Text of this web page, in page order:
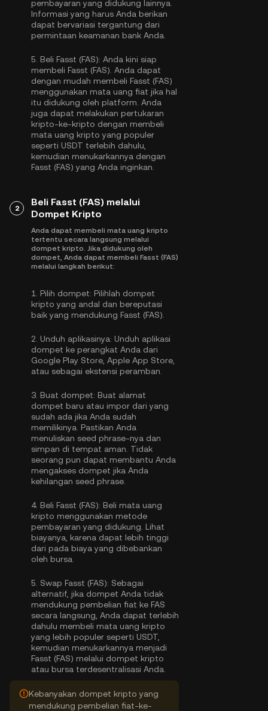
pembayaran yang didukung lainnya.
Informasi yang harus Anda berikan
dapat bervariasi tergantung dari
permintaan keamanan bank Anda.
5. Beli Fasst (FAS): Anda kini siap
membeli Fasst (FAS). Anda dapat
dengan mudah membeli Fasst (FAS)
menggunakan mata uang fiat jika hal
itu didukung oleh platform. Anda
juga dapat melakukan pertukaran
kripto-ke-kripto dengan membeli
mata uang kripto yang populer
seperti USDT terlebih dahulu,
kemudian menukarkannya dengan
Fasst (FAS) yang Anda inginkan.
2
Beli Fasst (FAS) melalui
Dompet Kripto
Anda dapat membeli mata uang kripto
tertentu secara langsung melalui
dompet kripto. Jika didukung oleh
dompet, Anda dapat membeli Fasst (FAS)
melalui langkah berikut:
1. Pilih dompet: Pilihlah dompet
kripto yang andal dan bereputasi
baik yang mendukung Fasst (FAS).
2. Unduh aplikasinya: Unduh aplikasi
dompet ke perangkat Anda dari
Google Play Store, Apple App Store,
atau sebagai ekstensi peramban.
3. Buat dompet: Buat alamat
dompet baru atau impor dari yang
sudah ada jika Anda sudah
memilikinya. Pastikan Anda
menuliskan seed phrase-nya dan
simpan di tempat aman. Tidak
seorang pun dapat membantu Anda
mengakses dompet jika Anda
kehilangan seed phrase.
4. Beli Fasst (FAS): Beli mata uang
kripto menggunakan metode
pembayaran yang didukung. Lihat
biayanya, karena dapat lebih tinggi
dari pada biaya yang dibebankan
oleh bursa.
5. Swap Fasst (FAS): Sebagai
alternatif, jika dompet Anda tidak
mendukung pembelian fiat ke FAS
secara langsung, Anda dapat terlebih
dahulu membeli mata uang kripto
yang lebih populer seperti USDT,
kemudian menukarkannya menjadi
Fasst (FAS) melalui dompet kripto
atau bursa terdesentralisasi Anda.
Kebanyakan dompet kripto yang
mendukung pembelian fiat-ke-